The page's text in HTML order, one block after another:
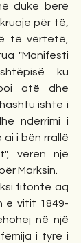
duke bërë
për të,
të vërtetë,
"Manifesti
ku
atë dhe
ishte i
ndërrimi i
i bën rrallë
vëren një
Marksin.
fitonte aq
e vitit 1849-
në një
i tyre i